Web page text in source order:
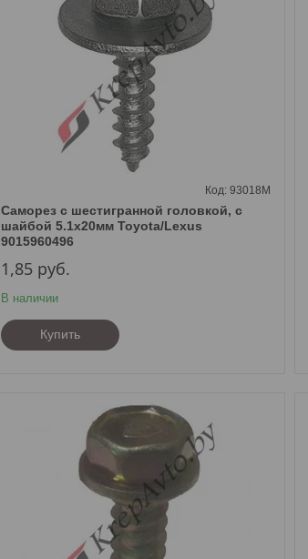
Саморез с шестигранной головкой, с
шайбой 5.1х20мм Toyota/Lexus
9015960496
93018M
1,85 руб.
В наличии
Купить